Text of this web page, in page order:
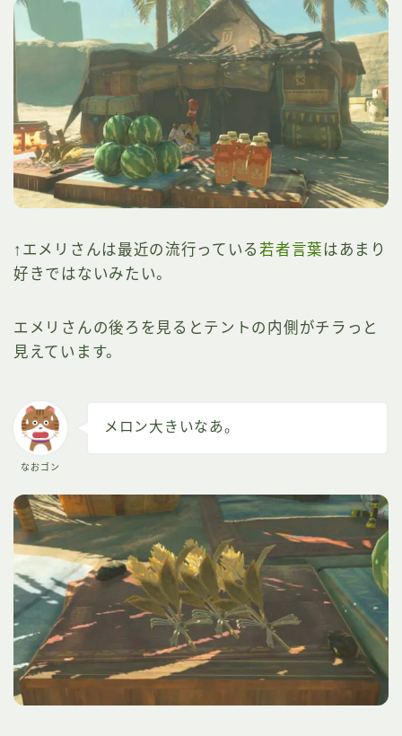
↑エメリさんは最近の流行っている若者言葉 はあまり
好きではないみたい。
エメリさんの後ろを見るとテントの内側がチラっと
見えています。
なおゴン
メロン大きいなあ。